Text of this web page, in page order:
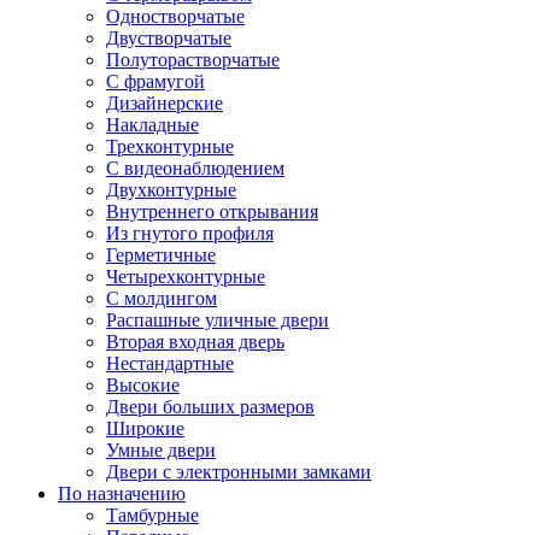
Одностворчатые
Двустворчатые
Полуторастворчатые
С фрамугой
Дизайнерские
Накладные
Трехконтурные
С видеонаблюдением
Двухконтурные
Внутреннего открывания
Из гнутого профиля
Герметичные
Четырехконтурные
С молдингом
Распашные уличные двери
Вторая входная дверь
Нестандартные
Высокие
Двери больших размеров
Широкие
Умные двери
Двери с электронными замками
По назначению
Тамбурные